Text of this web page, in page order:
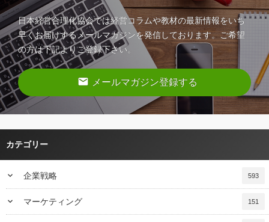
日本経営合理化協会では経営コラムや教材の最新情報をいち
早くお届けするメールマガジンを発信しております。ご希望
の方は下記よりご登録下さい。
email メールマガジン登録する
カテゴリー
keyboard_arrow_down 企業戦略 593
keyboard_arrow_down マーケティング 151